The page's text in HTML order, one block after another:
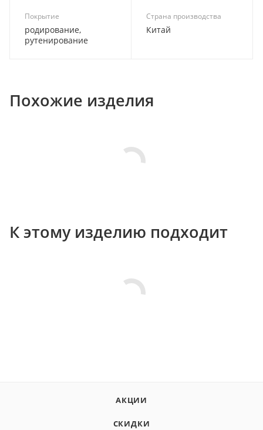
Покрытие
родирование,
рутенирование
Страна производства
Китай
Похожие изделия
К этому изделию подходит
АКЦИИ
СКИДКИ